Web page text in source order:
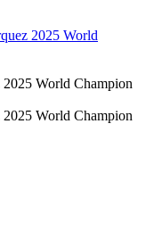
2025 World
World Champion
World Champion